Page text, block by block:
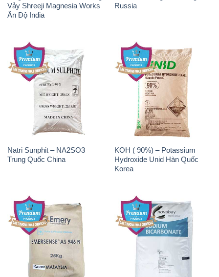
Vảy Shreeji Magnesia Works
Ấn Độ India
Russia
Natri Sunphit – NA2SO3
Trung Quốc China
KOH ( 90%) – Potassium
Hydroxide Unid Hàn Quốc
Korea